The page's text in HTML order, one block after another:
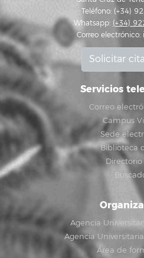
Teléfono: (+34)
Whatsapp: (+34)
Correo electrónico:
Solicitar
Servicios
Correo
Campus
Sede
Biblioteca
Directorio
Agencia
Agencia
Área de